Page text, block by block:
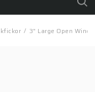
/ 3" Large Open